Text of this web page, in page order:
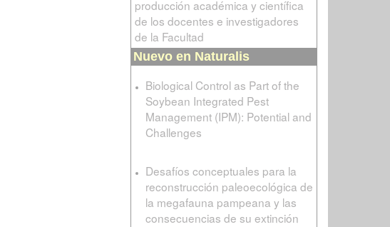
producción académica y científica
de los docentes e investigadores
de la Facultad
Nuevo en Naturalis
Biological Control as Part of the
Soybean Integrated Pest
Management (IPM): Potential and
Challenges
Desafíos conceptuales para la
reconstrucción paleoecológica de
la megafauna pampeana y las
consecuencias de su extinción